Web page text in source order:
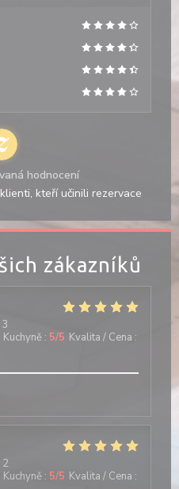
zákazníků
Kuchyně : 5/5 Kvalita / Cena :
Kuchyně : 5/5 Kvalita / Cena :
hodnocení
kteří učinili rezervace